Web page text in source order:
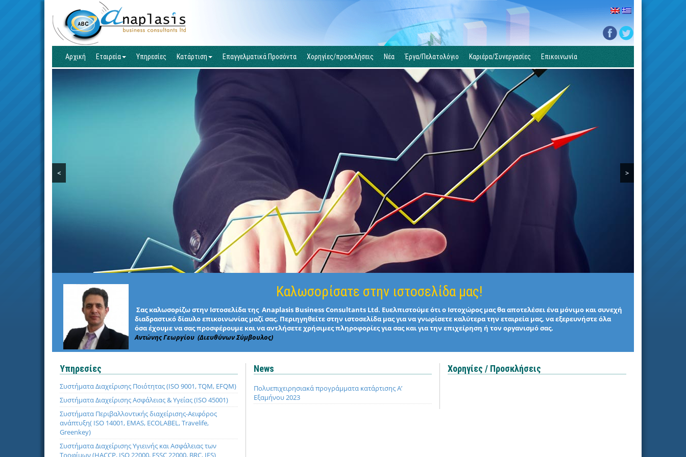
Αρχική Εταιρεία Υπηρεσίες Κατάρτιση Επαγγελματικά Προσόντα Χορηγίες/προσκλήσεις Νέα Έργα/Πελατολόγιο Καριέρα/Συνεργασίες Επικοινωνία
< >
Καλωσορίσατε στην ιστοσελίδα μας!
Σας καλωσορίζω στην Ιστοσελίδα της Anaplasis Business Consultants Ltd. Ευελπιστούμε ότι ο Ιστοχώρος μας θα αποτελέσει ένα μόνιμο και συνεχή
διαδραστικό δίαυλο επικοινωνίας μαζί σας. Περιηγηθείτε στην ιστοσελίδα μας για να γνωρίσετε καλύτερα την εταιρεία μας, να εξερευνήστε όλα
όσα έχουμε να σας προσφέρουμε και να αντλήσετε χρήσιμες πληροφορίες για σας και για την επιχείρηση ή τον οργανισμό σας.
Αντώνης Γεωργίου (Διευθύνων Σύμβουλος)
Υπηρεσίες
Συστήματα Διαχείρισης Ποιότητας (ISO 9001, TQM, EFQM)
Συστήματα Διαχείρισης Ασφάλειας & Υγείας (ISO 45001)
Συστήματα Περιβαλλοντικής διαχείρισης-Αειφόρος
ανάπτυξη( ISO 14001, EMAS, ECOLABEL, Travelife,
Greenkey)
Συστήματα Διαχείρισης Υγιεινής και Ασφάλειας των
Τροφίμων (HACCP, ISO 22000, FSSC 22000, BRC, IFS)
News
Πολυεπιχειρησιακά προγράμματα κατάρτισης Α’
Εξαμήνου 2023
Χορηγίες / Προσκλήσεις